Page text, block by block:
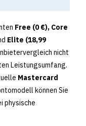
Free (0 €), Core
Elite (18,99
nicht
Leistungsumfang.
Mastercard
können Sie
physische